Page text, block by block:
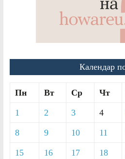
Календар
Пн Вт Ср Чт
1 2 3 4
8 9 10 11
15 16 17 18